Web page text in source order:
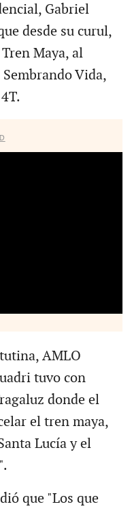
Gabriel
desde su curul,
Maya, al
Vida,
AMLO
tuvo con
donde el
el tren maya,
Lucía y el
que "Los que